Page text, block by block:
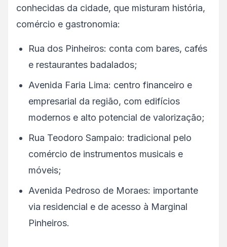
conhecidas da cidade, que misturam história,
comércio e gastronomia:
Rua dos Pinheiros: conta com bares, cafés
e restaurantes badalados;
Avenida Faria Lima: centro financeiro e
empresarial da região, com edifícios
modernos e alto potencial de valorização;
Rua Teodoro Sampaio: tradicional pelo
comércio de instrumentos musicais e
móveis;
Avenida Pedroso de Moraes: importante
via residencial e de acesso à Marginal
Pinheiros.